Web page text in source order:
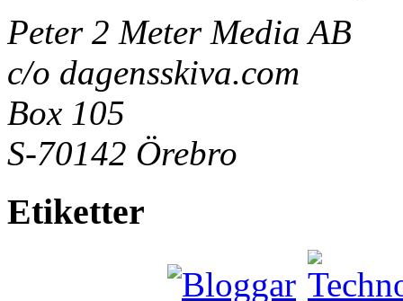
Peter 2 Meter Media AB
c/o dagensskiva.com
Box 105
S-70142 Örebro
Etiketter